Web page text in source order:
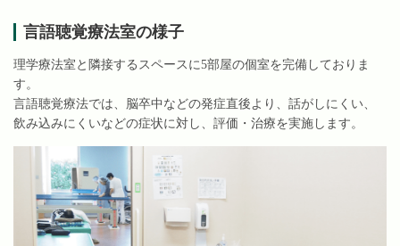
言語聴覚療法室の様子
理学療法室と隣接するスペースに5部屋の個室を完備しておりま
す。
言語聴覚療法では、脳卒中などの発症直後より、話がしにくい、
飲み込みにくいなどの症状に対し、評価・治療を実施します。